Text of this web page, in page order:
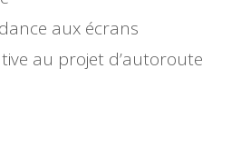
aux écrans
au projet d’autoroute